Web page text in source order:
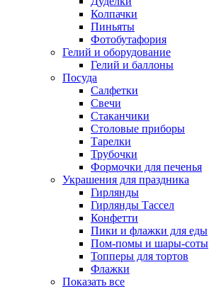
Колпачки
Пиньяты
Фотобутафория
Гелий и оборудование
Гелий и баллоны
Посуда
Салфетки
Свечи
Стаканчики
Столовые приборы
Тарелки
Трубочки
Формочки для печенья
Украшения для праздника
Гирлянды
Гирлянды Тассел
Конфетти
Пики и флажки для еды
Пом-помы и шары-соты
Топперы для тортов
Флажки
Показать все